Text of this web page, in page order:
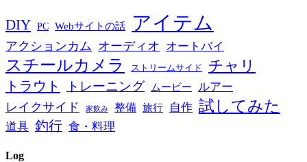
DIY PC Webサイトの話 アイテム
アクションカム オーディオ オートバイ
スチールカメラ ストリームサイド チャリ
トラウト トレーニング ムービー
ルアー
レイクサイド
家飲み 整備 旅行 自作 試してみた
道具 釣行 食・料理
Log